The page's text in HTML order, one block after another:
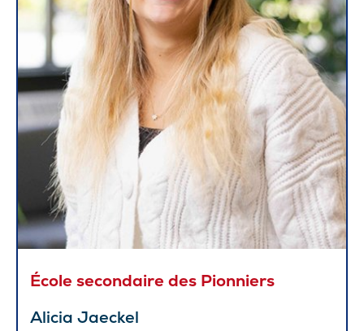
École secondaire des Pionniers
Alicia Jaeckel